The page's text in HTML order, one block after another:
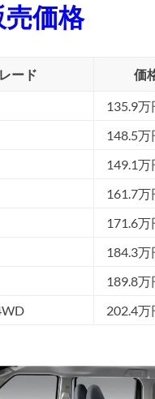
価格
ード 価
135.9万
148.5万
149.1万
161.7万
171.6万
184.3万
189.8万
202.4万